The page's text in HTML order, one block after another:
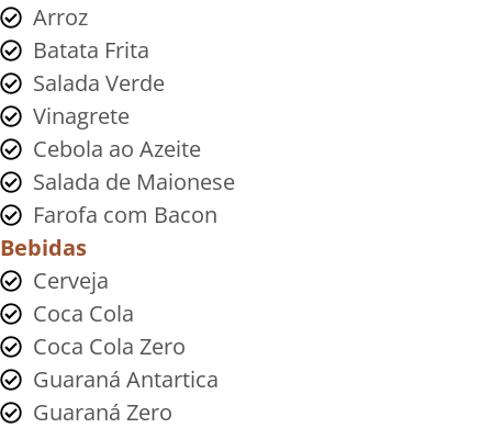
Arroz
Batata Frita
Salada Verde
Vinagrete
Cebola ao Azeite
Salada de Maionese
Farofa com Bacon
Bebidas
Cerveja
Coca Cola
Coca Cola Zero
Guaraná Antartica
Guaraná Zero